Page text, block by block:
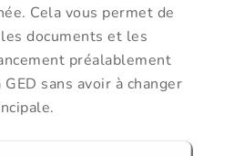
Cela vous permet de
documents et les
préalablement
sans avoir à changer